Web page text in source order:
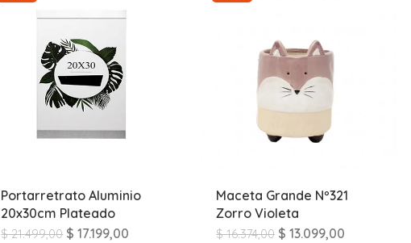
Portarretrato Aluminio
20x30cm Plateado
$21.499,00 $ 17.199,00
Maceta Grande Nº321
Zorro Violeta
$16.374,00 $ 13.099,00